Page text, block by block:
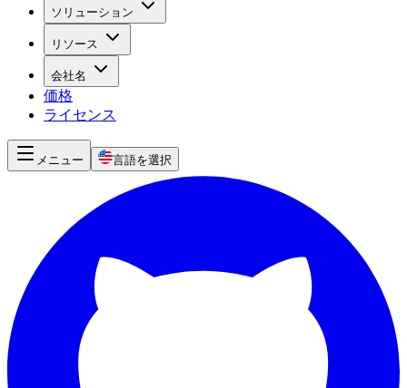
ソリューション
リソース
会社名
価格
ライセンス
メニュー 言語を選択